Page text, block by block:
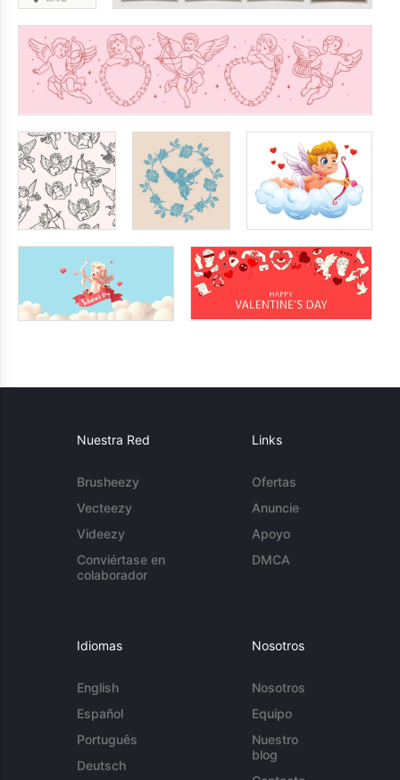
Nuestra Red
Brusheezy
Vecteezy
Videezy
Conviértase en
colaborador
Links
Ofertas
Anuncie
Apoyo
DMCA
Idiomas
English
Español
Português
Deutsch
Nosotros
Nosotros
Equipo
Nuestro
blog